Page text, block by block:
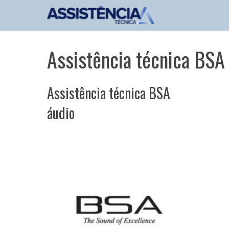
Assistência técnica BSA
Assistência técnica BSA
áudio